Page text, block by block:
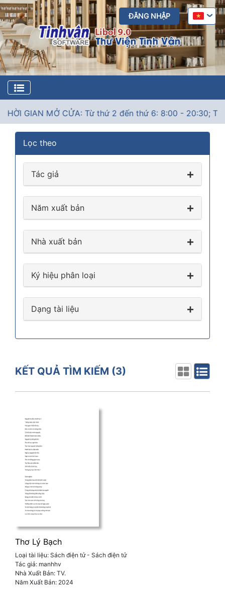
ĐĂNG NHẬP
GIAN MỞ CỬA: Từ thứ 2 đến thứ 6: 8:00 - 20:30; Thứ
Lọc theo
Tác giả
Năm xuất bản
Nhà xuất bản
Ký hiệu phân loại
Dạng tài liệu
KẾT QUẢ TÌM KIẾM (3)
Thơ Lý Bạch
Loại tài liệu: Sách điện tử - Sách điện tử
Tác giả: manhhv
Nhà Xuất Bản: TV.
Năm Xuất Bản: 2024